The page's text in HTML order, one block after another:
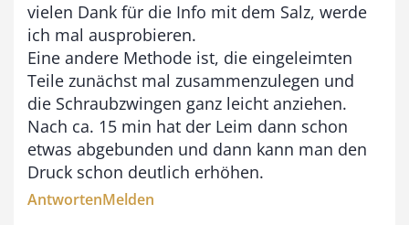
vielen Dank für die Info mit dem Salz, werde
ich mal ausprobieren.
Eine andere Methode ist, die eingeleimten
Teile zunächst mal zusammenzulegen und
die Schraubzwingen ganz leicht anziehen.
Nach ca. 15 min hat der Leim dann schon
etwas abgebunden und dann kann man den
Druck schon deutlich erhöhen.
AntwortenMelden